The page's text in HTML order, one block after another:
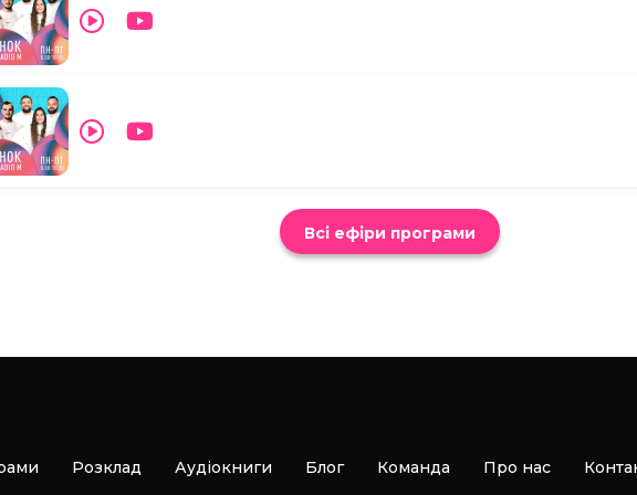
Всі ефіри програми
Розклад Аудіокниги Блог Команда Про нас